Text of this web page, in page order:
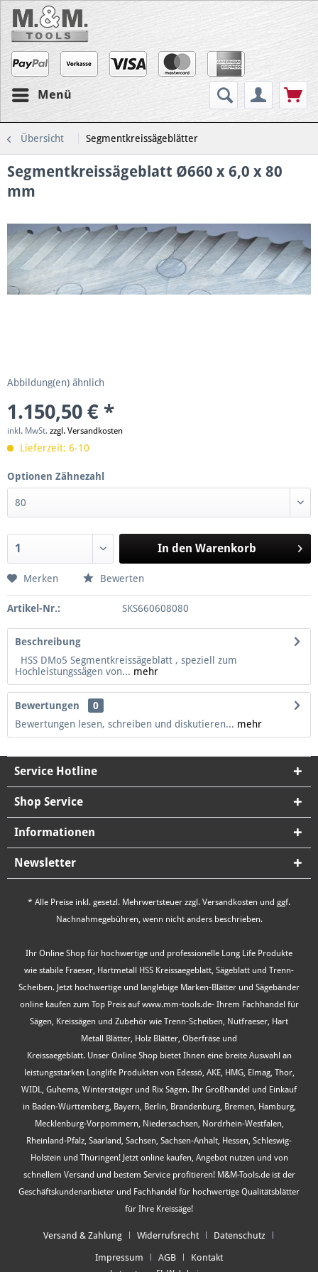
Menü
Übersicht Segmentkreissägeblätter
Segmentkreissägeblatt Ø660 x 6,0 x 80
mm
Abbildung(en) ähnlich
1.150,50 € *
inkl. MwSt. zzgl. Versandkosten
Lieferzeit: 6-10
Optionen Zähnezahl
In den Warenkorb
Merken Bewerten
Artikel-Nr.: SKS660608080
Beschreibung
HSS DMo5 Segmentkreissägeblatt , speziell zum
Hochleistungssägen von... mehr
Bewertungen
0
Bewertungen lesen, schreiben und diskutieren... mehr
Service Hotline
Shop Service
Informationen
Newsletter
* Alle Preise inkl. gesetzl. Mehrwertsteuer zzgl. Versandkosten und ggf.
Nachnahmegebühren, wenn nicht anders beschrieben.
Ihr Online Shop für hochwertige und professionelle Long Life Produkte
wie stabile Fraeser, Hartmetall HSS Kreissaegeblatt, Sägeblatt und Trenn-
Scheiben. Jetzt hochwertige und langlebige Marken-Blätter und Sägebänder
online kaufen zum Top Preis auf www.mm-tools.de- Ihrem Fachhandel für
Sägen, Kreissägen und Zubehör wie Trenn-Scheiben, Nutfraeser, Hart
Metall Blätter, Holz Blätter, Oberfräse und
Kreissaegeblatt. Unser Online Shop bietet Ihnen eine breite Auswahl an
leistungsstarken Longlife Produkten von Edessö, AKE, HMG, Elmag, Thor,
WIDL, Guhema, Wintersteiger und Rix Sägen. Ihr Großhandel und Einkauf
in Baden-Württemberg, Bayern, Berlin, Brandenburg, Bremen, Hamburg,
Mecklenburg-Vorpommern, Niedersachsen, Nordrhein-Westfalen,
Rheinland-Pfalz, Saarland, Sachsen, Sachsen-Anhalt, Hessen, Schleswig-
Holstein und Thüringen! Jetzt online kaufen, Angebot nutzen und von
schnellem Versand und bestem Service profitieren! M&M-Tools.de ist der
Geschäftskundenanbieter und Fachhandel für hochwertige Qualitätsblätter
für Ihre Kreissäge!
Versand & Zahlung Widerrufsrecht Datenschutz
Impressum AGB Kontakt